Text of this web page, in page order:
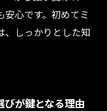
心です。初めてミ
、しっかりとした知
が鍵となる理由